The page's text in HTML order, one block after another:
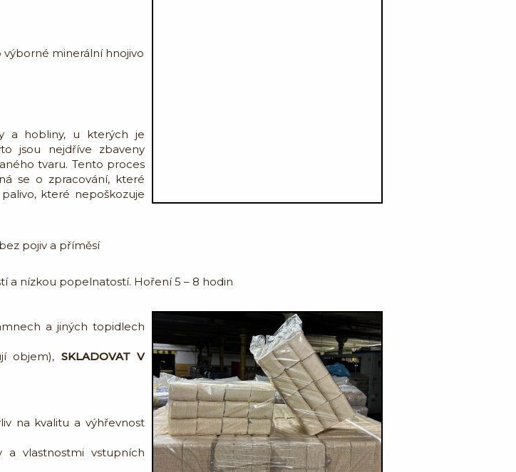
minerální hnojivo
a hobliny, u kterých je
jsou nejdříve zbaveny
tvaru. Tento proces
se o zpracování, které
které nepoškozuje
pojiv a příměsí
a nízkou popelnatostí. Hoření 5 – 8 hodin
a jiných topidlech
objem), SKLADOVAT V
na kvalitu a výhřevnost
a vlastnostmi vstupních